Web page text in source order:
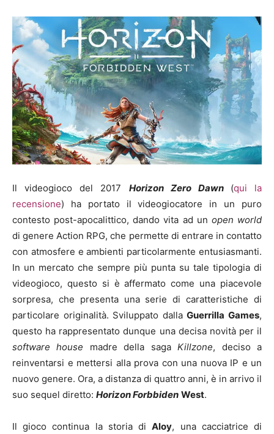
Il videogioco del 2017 Horizon Zero Dawn (qui la
recensione) ha portato il videogiocatore in un puro
contesto post-apocalittico, dando vita ad un open world
di genere Action RPG, che permette di entrare in contatto
con atmosfere e ambienti particolarmente entusiasmanti.
In un mercato che sempre più punta su tale tipologia di
videogioco, questo si è affermato come una piacevole
sorpresa, che presenta una serie di caratteristiche di
particolare originalità. Sviluppato dallaGuerrilla Games,
questo ha rappresentato dunque una decisa novità per il
software house madre della sagaKillzone, deciso a
reinventarsi e mettersi alla prova con una nuova IP e un
nuovo genere. Ora, a distanza di quattro anni, è in arrivo il
suo sequel diretto: Horizon Forbbiden West.
Il gioco continua la storia diAloy, una cacciatrice di